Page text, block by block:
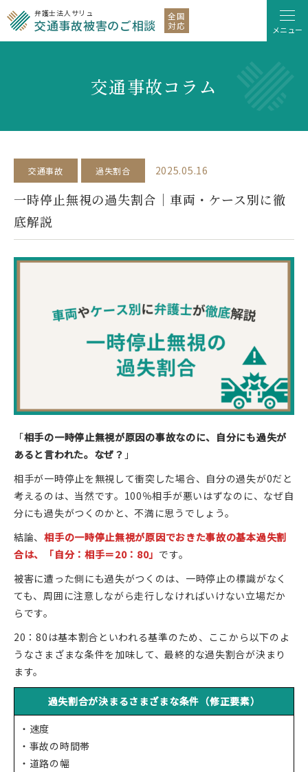
弁護士法人サリュ
交通事故被害のご相談
全国
対応
メニュー
交通事故コラム
交通事故 過失割合 2025.05.16
一時停止無視の過失割合｜車両・ケース別に徹
底解説
「相手の一時停止無視が原因の事故なのに、自分にも過失が
あると言われた。なぜ？ 」
相手が一時停止を無視して衝突した場合、自分の過失が0だと
考えるのは、当然です。100％相手が悪いはずなのに、なぜ自
分にも過失がつくのかと、不満に思うでしょう。
結論、相手の一時停止無視が原因でおきた事故の基本過失割
合は、「自分：相手＝20：80」 です。
被害に遭った側にも過失がつくのは、一時停止の標識がなく
ても、周囲に注意しながら走行しなければいけない立場だか
らです。
20：80は基本割合といわれる基準のため、ここから以下のよ
うなさまざまな条件を加味して、最終的な過失割合が決まり
ます。
過失割合が決まるさまざまな条件（修正要素）
・速度
・事故の時間帯
・道路の幅